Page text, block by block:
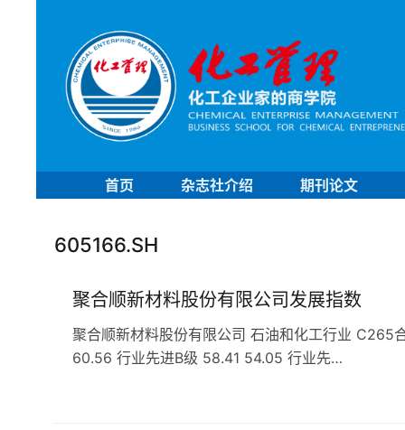
首页 杂志社介绍 期刊论文
605166.SH
聚合顺新材料股份有限公司发展指数
聚合顺新材料股份有限公司 石油和化工行业
60.56 行业先进B级 58.41 54.05 行业先…